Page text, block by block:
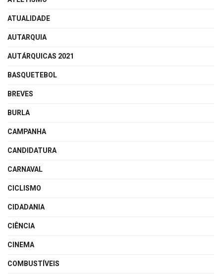
ATUALIDADE
AUTARQUIA
AUTÁRQUICAS 2021
BASQUETEBOL
BREVES
BURLA
CAMPANHA
CANDIDATURA
CARNAVAL
CICLISMO
CIDADANIA
CIÊNCIA
CINEMA
COMBUSTÍVEIS